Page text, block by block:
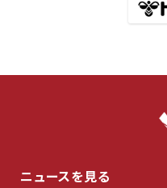
ニュースを見る